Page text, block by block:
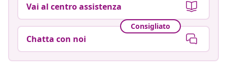
Vai al centro assistenza
Consigliato
Chatta con noi